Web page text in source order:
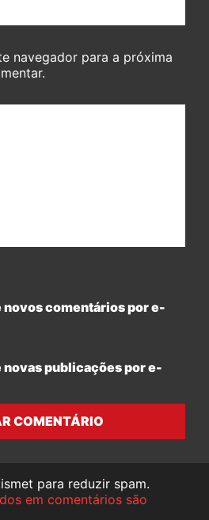
navegador para a próxima
comentários por e-
publicações por e-
COMENTÁRIO
para reduzir spam.
em comentários são